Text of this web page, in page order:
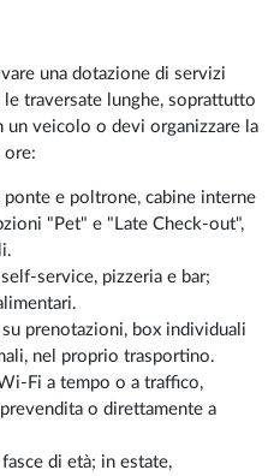
una dotazione di servizi
traversate lunghe, soprattutto
un veicolo o devi organizzare la
ore:
ponte e poltrone, cabine interne
"Pet" e "Late Check-out",
service, pizzeria e bar;
prenotazioni, box individuali
nel proprio trasportino.
Fi a tempo o a traffico,
o direttamente a
di età; in estate,